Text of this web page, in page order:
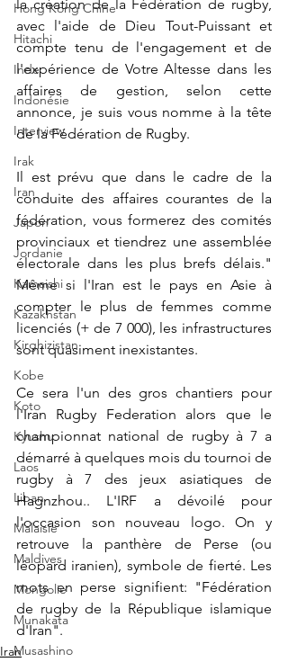
Hong Kong Chine
Hitachi
Inde
Indonésie
Interview
Irak
Iran
Japon
Jordanie
Kamaishi
Kazakhstan
Kirghizistan
Kobe
Koto
Kyushu
Laos
Liban
Malaisie
Maldives
Mongolie
Munakata
Musashino
la création de la Fédération de rugby,
avec l'aide de Dieu Tout-Puissant et
compte tenu de l'engagement et de
l'expérience de Votre Altesse dans les
affaires de gestion, selon cette
annonce, je suis vous nomme à la tête
de la Fédération de Rugby.
Il est prévu que dans le cadre de la
conduite des affaires courantes de la
fédération, vous formerez des comités
provinciaux et tiendrez une assemblée
électorale dans les plus brefs délais."
Même si l'Iran est le pays en Asie à
compter le plus de femmes comme
licenciés (+ de 7 000), les infrastructures
sont quasiment inexistantes.
Ce sera l'un des gros chantiers pour
l'Iran Rugby Federation alors que le
championnat national de rugby à 7 a
démarré à quelques mois du tournoi de
rugby à 7 des jeux asiatiques de
Hagnzhou.. L'IRF a dévoilé pour
l'occasion son nouveau logo. On y
retrouve la panthère de Perse (ou
léopard iranien), symbole de fierté. Les
mots en perse signifient: "Fédération
de rugby de la République islamique
d'Iran".
Iran